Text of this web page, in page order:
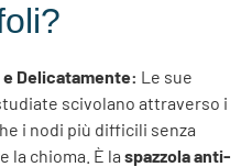
Delicatamente: Le sue
scivolano attraverso i
i nodi più difficili senza
la chioma. È la spazzola anti-